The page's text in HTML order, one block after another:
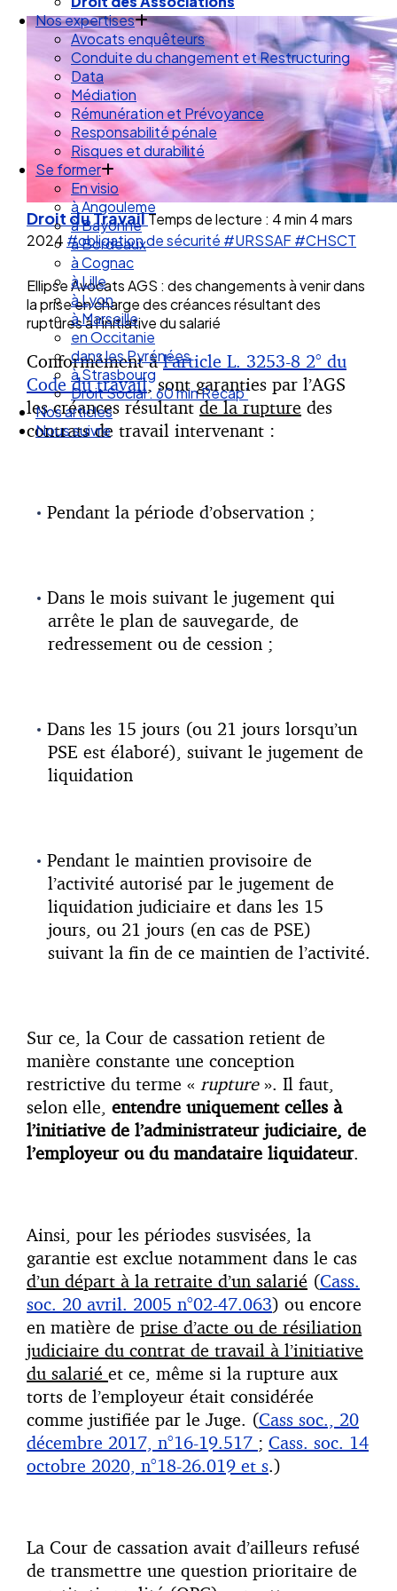
Droit des Associations
Nos expertises
Avocats enquêteurs
Conduite du changement et Restructuring
Data
Médiation
Rémunération et Prévoyance
Responsabilité pénale
Risques et durabilité
Se former
En visio
à Angouleme
à Bayonne
à Bordeaux
à Cognac
à Lille
à Lyon
à Marseille
en Occitanie
dans les Pyrénées
à Strasbourg
Droit Social : 60 min Recap’
Nos articles
Droit du TravailTemps de lecture : 4 min 4 mars
2024 #obligation de sécurité #URSSAF#CHSCT
Ellipse Avocats AGS : des changements à venir dans
la prise en charge des créances résultant des
ruptures à l’initiative du salarié
Conformément àl’article L. 3253-8 2° du
Code du travail, sont garanties par l’AGS
les créances résultantde la rupture des
contrats de travail intervenant :
Pendant la période d’observation ;
Dans le mois suivant le jugement qui
arrête le plan de sauvegarde, de
redressement ou de cession ;
Dans les 15 jours (ou 21 jours lorsqu’un
PSE est élaboré), suivant le jugement de
liquidation
Pendant le maintien provisoire de
l’activité autorisé par le jugement de
liquidation judiciaire et dans les 15
jours, ou 21 jours (en cas de PSE)
suivant la fin de ce maintien de l’activité.
Sur ce, la Cour de cassation retient de
manière constante une conception
restrictive du terme « rupture». Il faut,
selon elle, entendre uniquement celles à
l’initiative de l’administrateur judiciaire, de
l’employeur ou du mandataire liquidateur.
Ainsi, pour les périodes susvisées, la
garantie est exclue notamment dans le cas
d’un départ à la retraite d’un salarié (Cass.
soc. 20 avril. 2005 n°02-47.063) ou encore
en matière de prise d’acte ou de résiliation
judiciaire du contrat de travail à l’initiative
du salarié et ce, même si la rupture aux
torts de l’employeur était considérée
comme justifiée par le Juge. (Cass soc., 20
décembre 2017, n°16-19.517 ; Cass. soc. 14
octobre 2020, n°18-26.019 et s.)
La Cour de cassation avait d’ailleurs refusé
de transmettre une question prioritaire de